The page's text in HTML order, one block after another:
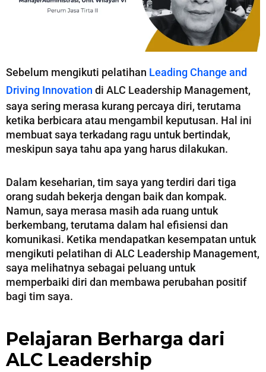
Sebelum mengikuti pelatihan Leading Change and
Driving Innovation di ALC Leadership Management,
saya sering merasa kurang percaya diri, terutama
ketika berbicara atau mengambil keputusan. Hal ini
membuat saya terkadang ragu untuk bertindak,
meskipun saya tahu apa yang harus dilakukan.
Dalam keseharian, tim saya yang terdiri dari tiga
orang sudah bekerja dengan baik dan kompak.
Namun, saya merasa masih ada ruang untuk
berkembang, terutama dalam hal efisiensi dan
komunikasi. Ketika mendapatkan kesempatan untuk
mengikuti pelatihan di ALC Leadership Management,
saya melihatnya sebagai peluang untuk
memperbaiki diri dan membawa perubahan positif
bagi tim saya.
Pelajaran Berharga dari
ALC Leadership